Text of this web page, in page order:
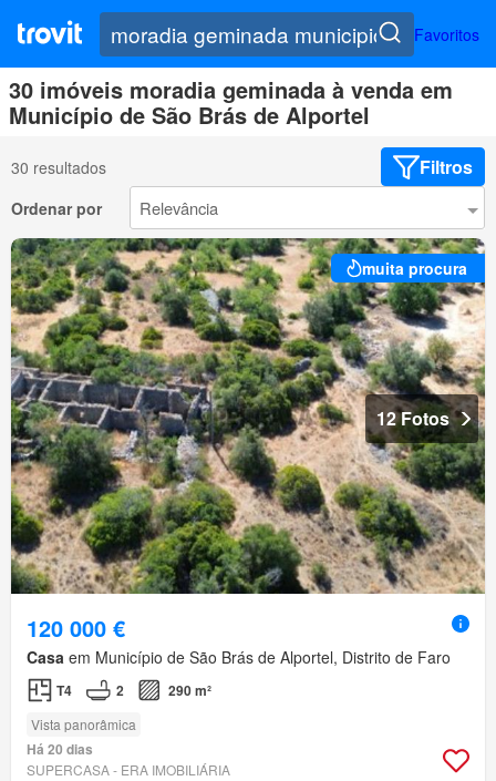
Favoritos
30 imóveis moradia geminada à venda em
Município de São Brás de Alportel
30 resultados Filtros
Ordenar por
muita procura
12 Fotos
120 000 €
Casa em Município de São Brás de Alportel, Distrito de Faro
T4 2 290 m²
Vista panorâmica
Há 20 dias
SUPERCASA - ERA IMOBILIÁRIA